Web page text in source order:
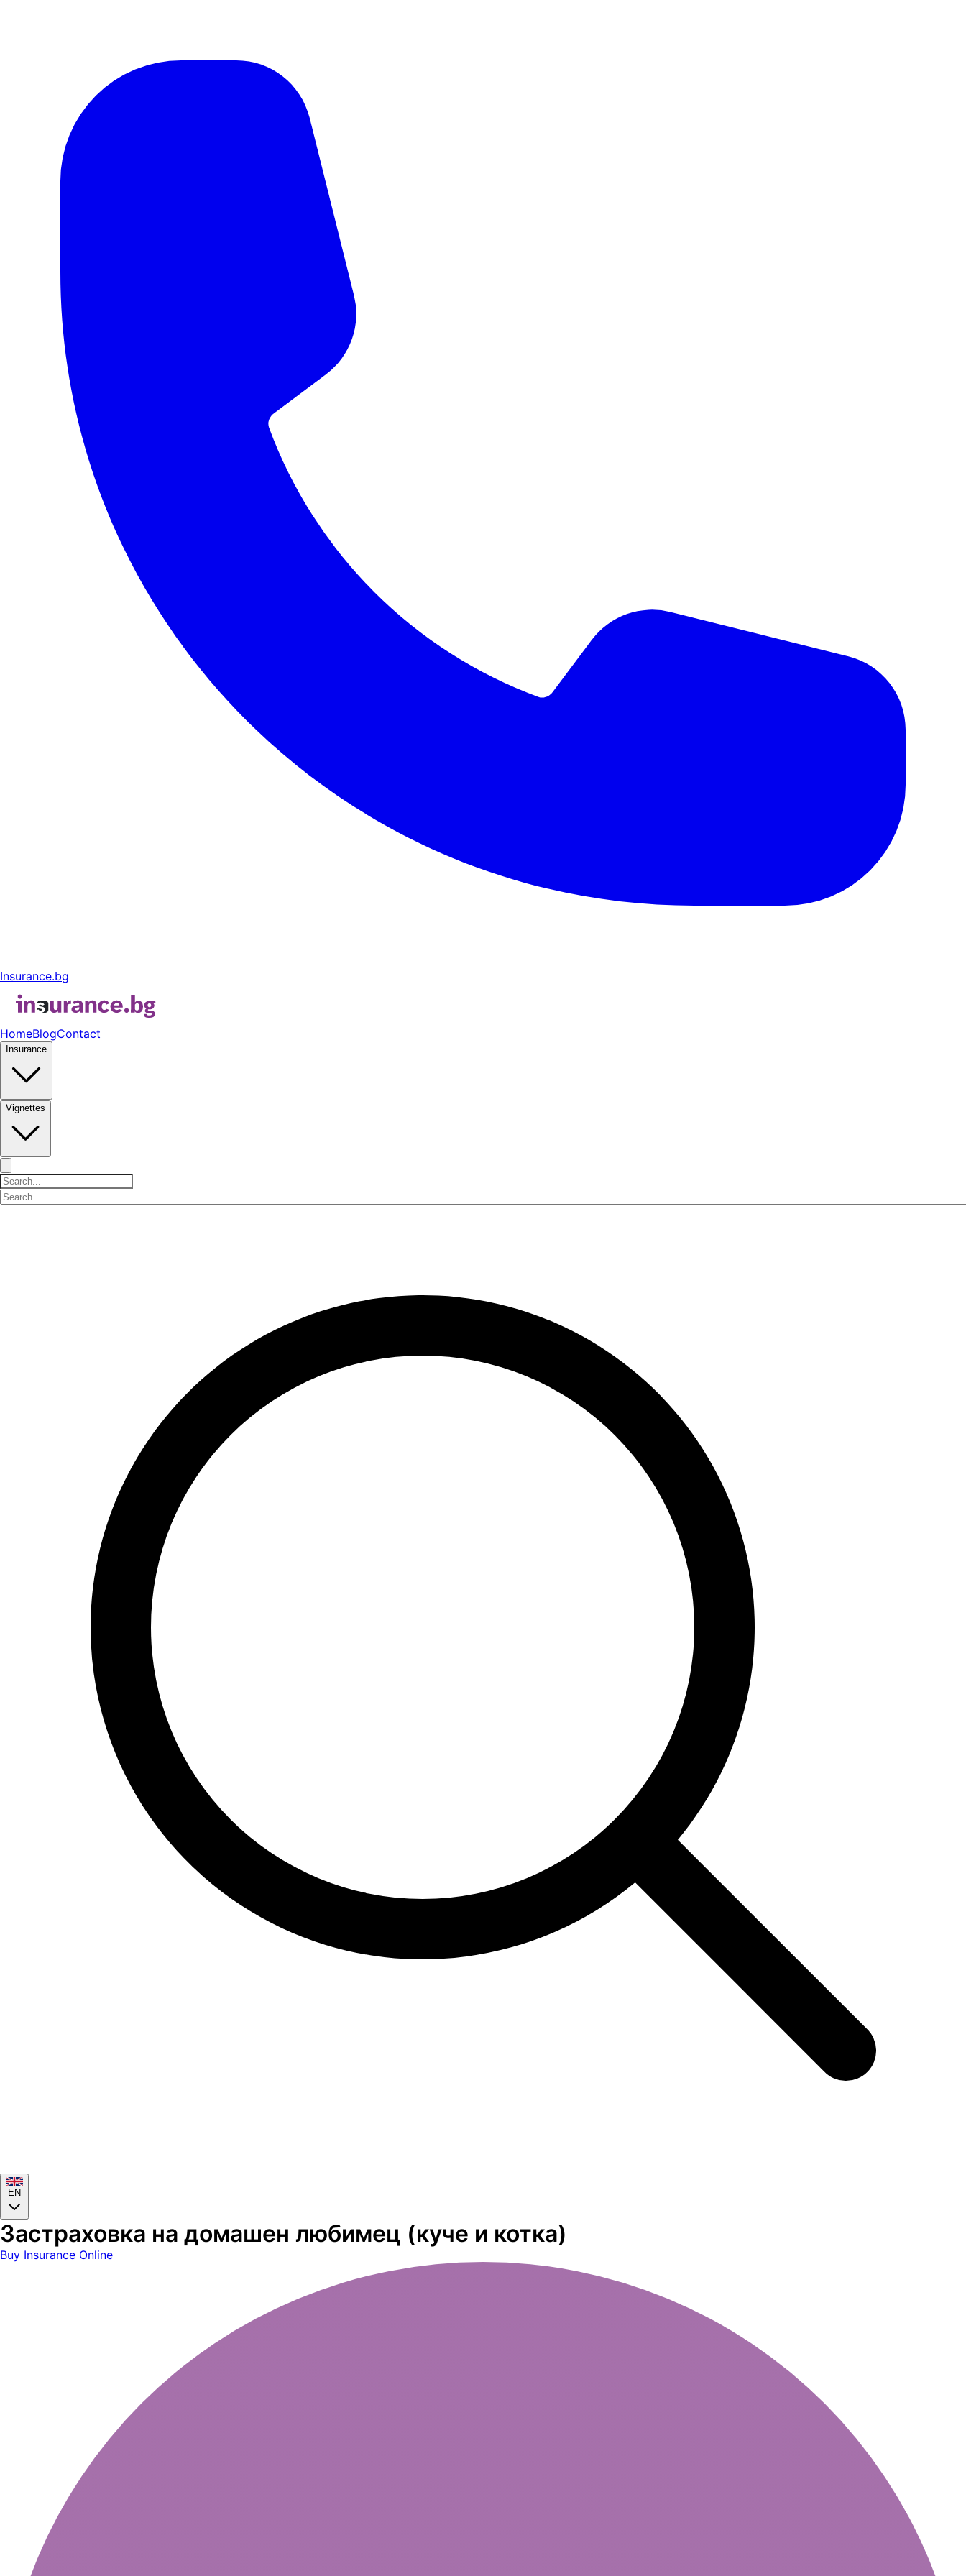
Insurance.bg
HomeBlogContact
Insurance
Vignettes
EN
Застраховка на домашен любимец (куче и котка)
Buy Insurance Online